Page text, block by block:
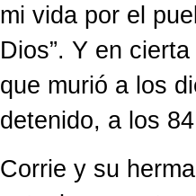
mi vida por el
Dios”. Y en
que murió a los
detenido, a los
Corrie y su